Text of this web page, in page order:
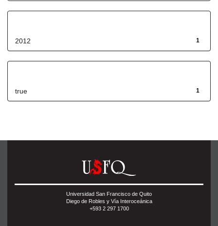
1
2012
1
true
Universidad San Francisco de Quito
Diego de Robles y Vía Interoceánica
+593 2 297 1700